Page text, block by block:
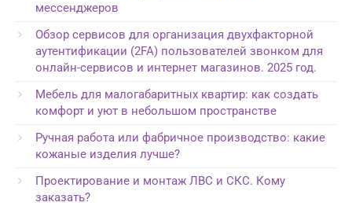
мессенджеров
Обзор сервисов для организация двухфакторной
аутентификации (2FA) пользователей звонком для
онлайн-сервисов и интернет магазинов. 2025 год.
Мебель для малогабаритных квартир: как создать
комфорт и уют в небольшом пространстве
Ручная работа или фабричное производство: какие
кожаные изделия лучше?
Проектирование и монтаж ЛВС и СКС. Кому
заказать?